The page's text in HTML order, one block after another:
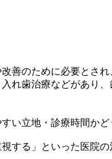
のために必要とさ
れ歯治療などがあり
い立地・診療時間かど
する」といった医院